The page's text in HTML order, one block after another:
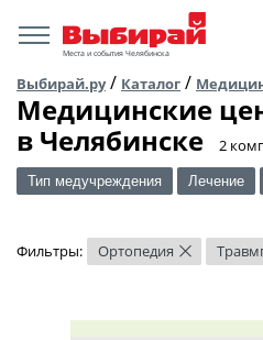
Места и события Челябинска
Выбирай.ру/ Каталог /
Медицинские
в Челябинске
​2
Тип медучреждения Лечение
Фильтры: Ортопедия ×